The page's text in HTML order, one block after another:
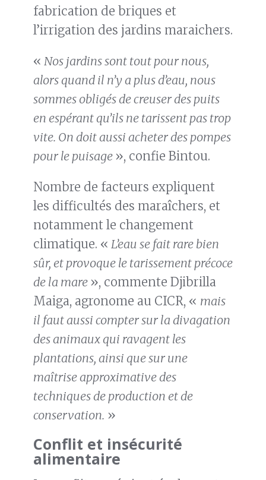
fabrication de briques et
l’irrigation des jardins maraichers.
« Nos jardins sont tout pour nous,
alors quand il n’y a plus d’eau, nous
sommes obligés de creuser des puits
en espérant qu’ils ne tarissent pas trop
vite. On doit aussi acheter des pompes
pour le puisage », confie Bintou.
Nombre de facteurs expliquent
les difficultés des maraîchers, et
notamment le changement
climatique. « L’eau se fait rare bien
sûr, et provoque le tarissement précoce
de la mare », commente Djibrilla
Maiga, agronome au CICR, « mais
il faut aussi compter sur la divagation
des animaux qui ravagent les
plantations, ainsi que sur une
maîtrise approximative des
techniques de production et de
conservation. »
Conflit et insécurité
alimentaire